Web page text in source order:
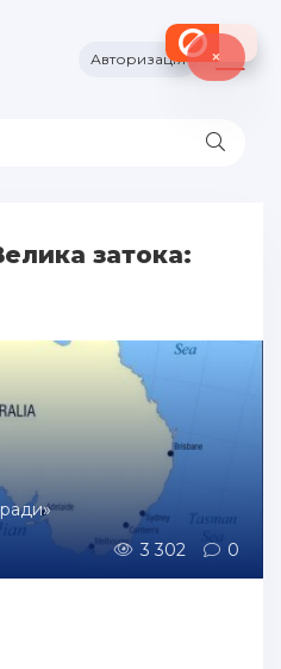
Авторизація
затока:
3 302 0
×